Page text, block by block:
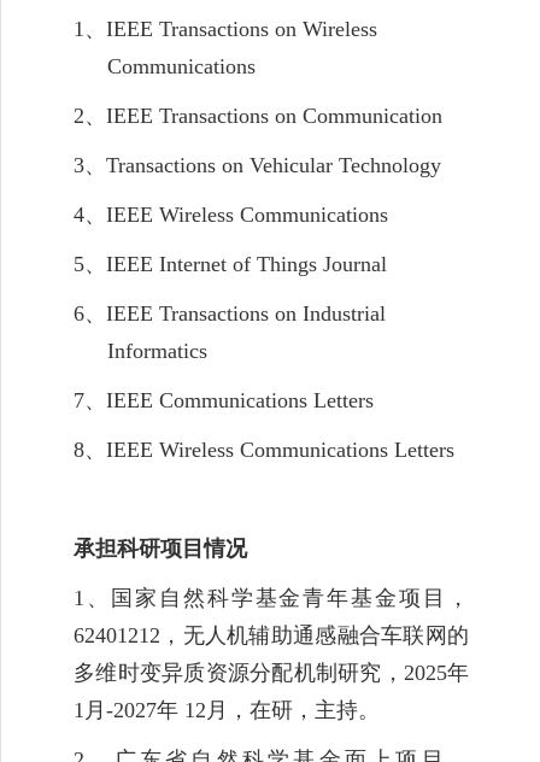
1、 IEEE Transactions on Wireless
Communications
2、 IEEE Transactions on Communication
3、 Transactions on Vehicular Technology
4、 IEEE Wireless Communications
5、 IEEE Internet of Things Journal
6、 IEEE Transactions on Industrial
Informatics
7、 IEEE Communications Letters
8、 IEEE Wireless Communications Letters
承担科研项目情况
1 、国家自然科学基金青年基金项目
，
62401212 ， 无人机辅助通感融合车联网的
多维时变异质资源分配机制研究 ， 2025年
1 月 -2027年 12 月，在研，主持。